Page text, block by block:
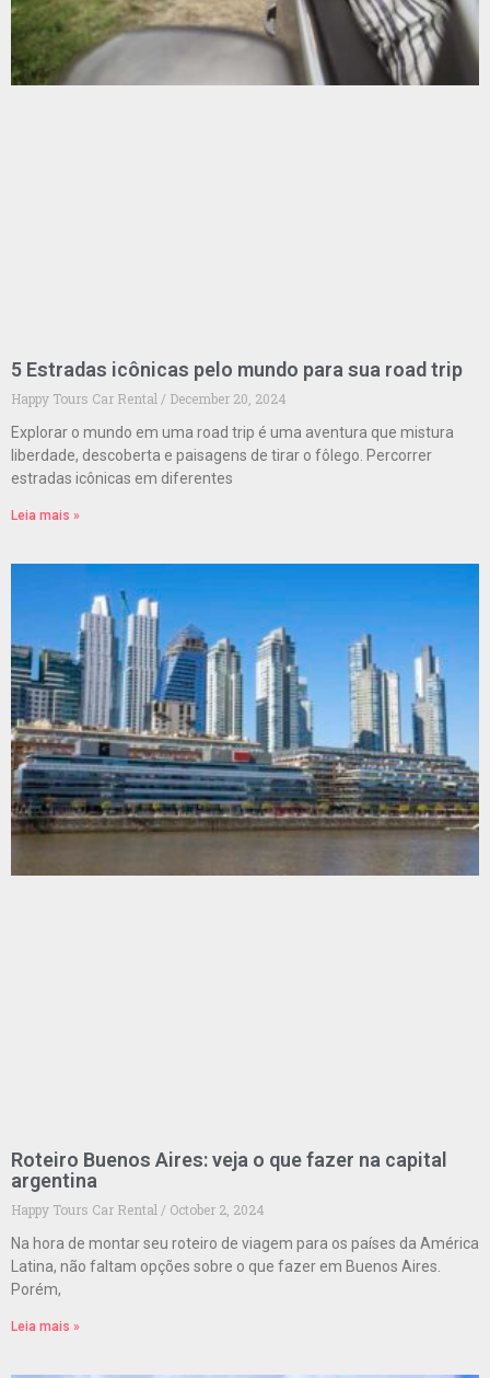
5 Estradas icônicas pelo mundo para sua road trip
Happy Tours Car Rental
December 20, 2024
Explorar o mundo em uma road trip é uma aventura que mistura
liberdade, descoberta e paisagens de tirar o fôlego. Percorrer
estradas icônicas em diferentes
Leia mais »
Roteiro Buenos Aires: veja o que fazer na capital
argentina
Happy Tours Car Rental
October 2, 2024
Na hora de montar seu roteiro de viagem para os países da América
Latina, não faltam opções sobre o que fazer em Buenos Aires.
Porém,
Leia mais »